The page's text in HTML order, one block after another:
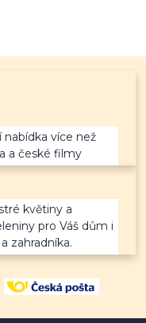
více než
a české filmy
květiny a
pro Váš dům i
zahradníka.